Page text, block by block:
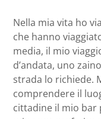
Nella mia vita ho
che hanno
media, il mio
d’andata, uno
strada lo richiede.
comprendere il
cittadine il mio bar